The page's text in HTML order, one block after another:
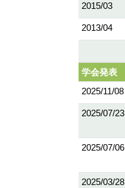
2015/03
2013/04
学会発表
2025/11/08
2025/07/23
2025/07/06
2025/03/28